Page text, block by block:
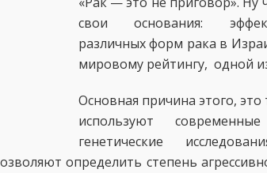
свои основания:
различных форм рака в
мировому рейтингу, одной
Основная причина этого,
используют
генетические
определить степень